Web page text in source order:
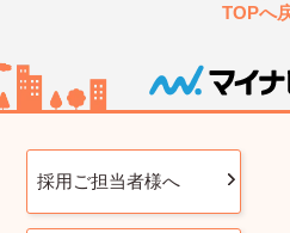
TOPへ
採用ご担当者様へ